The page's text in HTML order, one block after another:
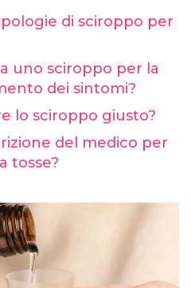
di sciroppo per
uno sciroppo per la
dei sintomi?
lo sciroppo giusto?
del medico per
tosse?